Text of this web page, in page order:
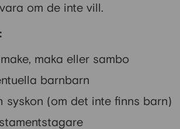
om de inte vill.
maka eller sambo
barnbarn
syskon (om det inte finns barn)